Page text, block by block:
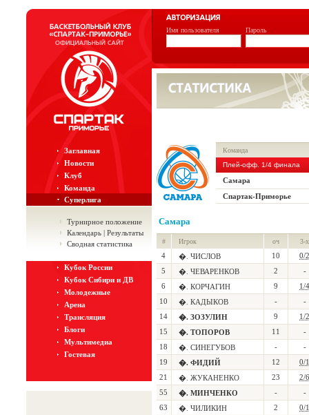
Имя пользователя Пароль
Заглавная
Новости
Клуб
Команда
Суперлига
Турнирное положение
Календарь | Результаты
Сводная статистика
Кубок России
Кубок Сибири и ДВ
Молодежные
Арена
Трансляция
Блоги
Мультимедиа
Гостевая
Команда
Плей-офф. 1/4 финала
Самара
Спартак-Приморье
Самара
# Игрок оч 3-х
4 �. ЧИСЛОВ 10
0/2
5
�. ЧЕВАРЕНКОВ 2
-
6
�. КОРЧАГИН 9
1/4
10
�. КАДЫКОВ -
-
14
�. ЗОЗУЛИН 9
1/2
15
�. ТОПОРОВ 11
-
18
�. СИНЕГУБОВ -
-
19
�. ФИДИЙ 12
0/1
21
�. ЖУКАНЕНКО 23
2/6
55
�. МИНЧЕНКО -
-
63
�. ЧИЛИКИН 2
0/1